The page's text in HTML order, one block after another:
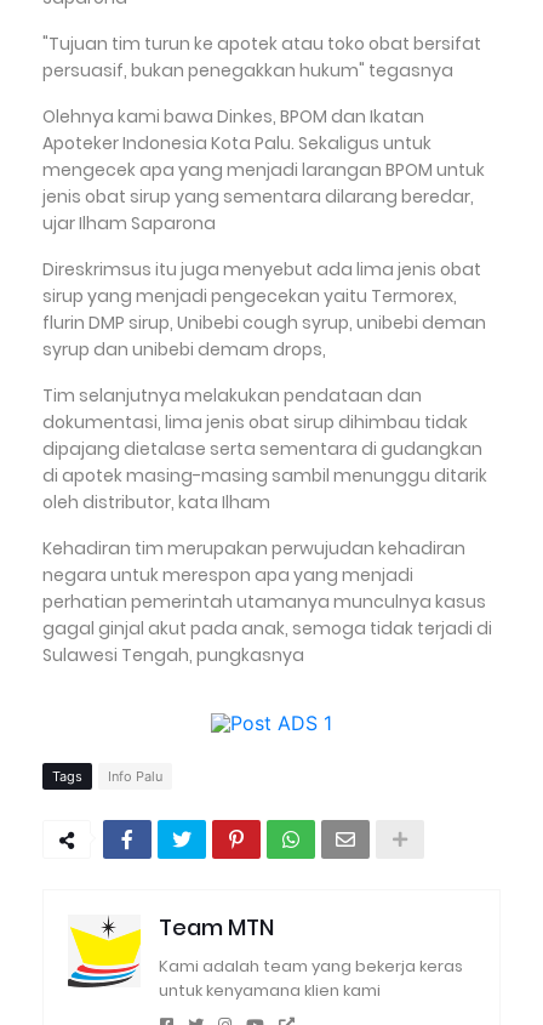
"Tujuan tim turun ke apotek atau toko obat bersifat
persuasif, bukan penegakkan hukum" tegasnya
Olehnya kami bawa Dinkes, BPOM dan Ikatan
Apoteker Indonesia Kota Palu. Sekaligus untuk
mengecek apa yang menjadi larangan BPOM untuk
jenis obat sirup yang sementara dilarang beredar,
ujar Ilham Saparona
Direskrimsus itu juga menyebut ada lima jenis obat
sirup yang menjadi pengecekan yaitu Termorex,
flurin DMP sirup, Unibebi cough syrup, unibebi deman
syrup dan unibebi demam drops,
Tim selanjutnya melakukan pendataan dan
dokumentasi, lima jenis obat sirup dihimbau tidak
dipajang dietalase serta sementara di gudangkan
di apotek masing-masing sambil menunggu ditarik
oleh distributor, kata Ilham
Kehadiran tim merupakan perwujudan kehadiran
negara untuk merespon apa yang menjadi
perhatian pemerintah utamanya munculnya kasus
gagal ginjal akut pada anak, semoga tidak terjadi di
Sulawesi Tengah, pungkasnya
Tags Info Palu
Team MTN
Kami adalah team yang bekerja keras
untuk kenyamana klien kami